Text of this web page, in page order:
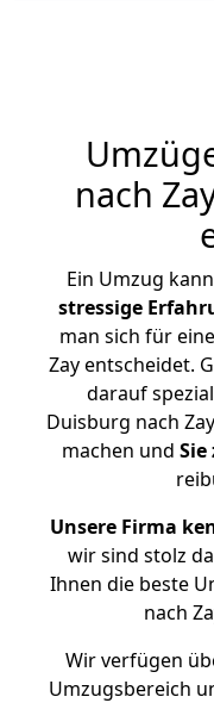
nach
Ein Umzug
stressige
man sich für
Zay entscheidet.
darauf
Duisburg nach
machen und
Unsere Firma
wir sind stolz
Ihnen die beste
nach
Wir verfügen
Umzugsbereich